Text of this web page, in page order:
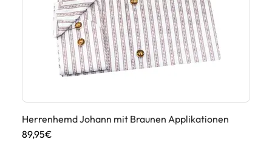
Herrenhemd Johann mit Braunen Applikationen
89,95€